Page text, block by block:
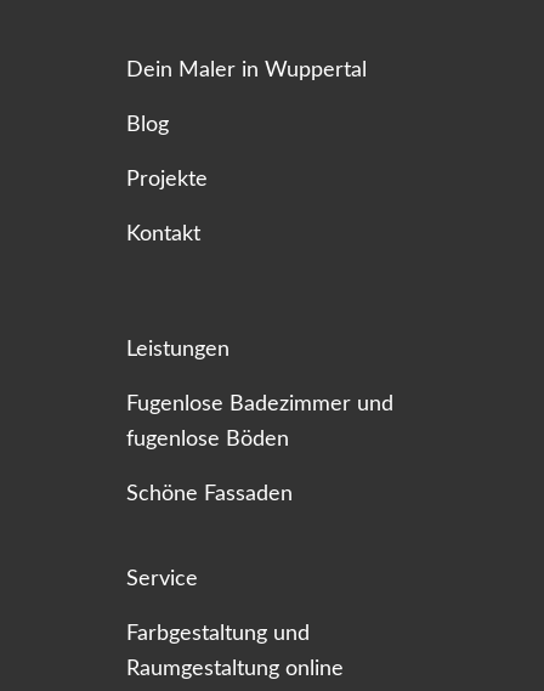
Dein Maler in Wuppertal
Blog
Projekte
Kontakt
Leistungen
Fugenlose Badezimmer und
fugenlose Böden
Schöne Fassaden
Service
Farbgestaltung und
Raumgestaltung online